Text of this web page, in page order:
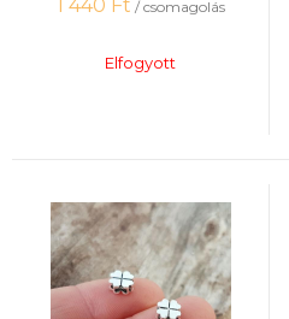
1 440 Ft / csomagolás
Elfogyott